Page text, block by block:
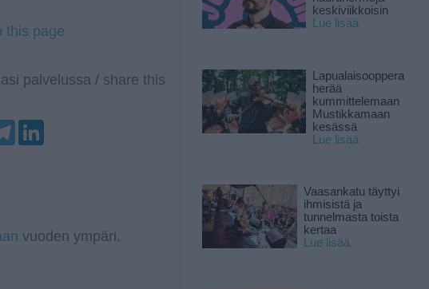
this page
palvelussa / share this
T
vuoden ympäri.
keskiviikkoisin
Lue lisää
Lapualaisooppera
herää
kummittelemaan
Mustikkamaan
kesässä
Lue lisää
Vaasankatu täyttyi
ihmisistä ja
tunnelmasta toista
kertaa
Lue lisää